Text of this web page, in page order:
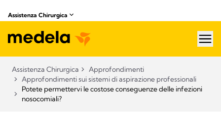
Assistenza Chirurgica
Assistenza Chirurgica
Approfondimenti
Approfondimenti sui sistemi di aspirazione professionali​
Potete permettervi le costose conseguenze delle infezioni
nosocomiali?